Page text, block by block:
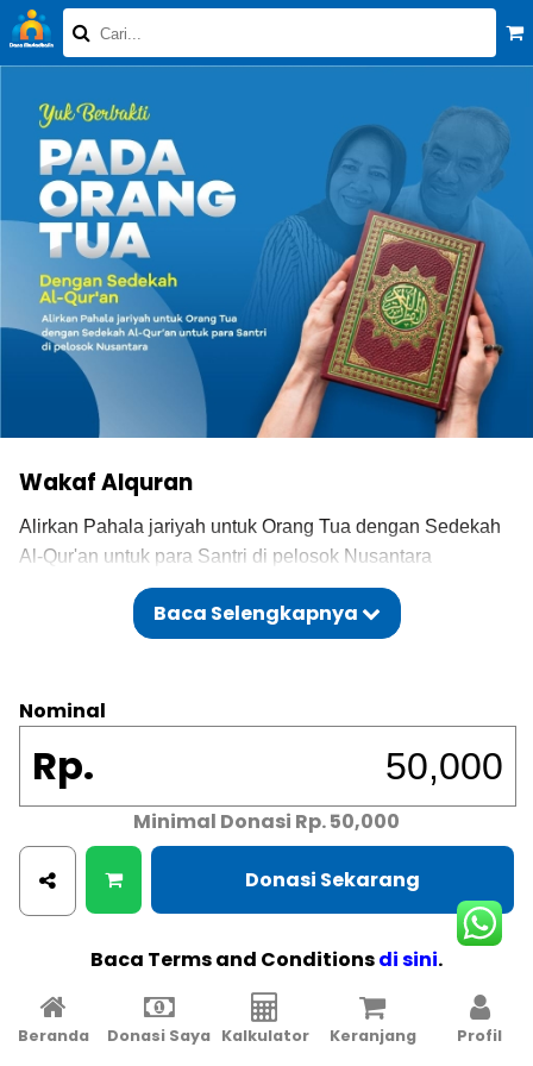
Wakaf Alquran
Alirkan Pahala jariyah untuk Orang Tua dengan Sedekah
Al-Qur'an untuk para Santri di pelosok Nusantara
Rp 50.000 / Alquran
Baca Selengkapnya
Nominal
Rp.
Minimal Donasi Rp. 50,000
Donasi Sekarang
Baca Terms and Conditionsdi sini.
Beranda Donasi Saya Kalkulator Keranjang Profil